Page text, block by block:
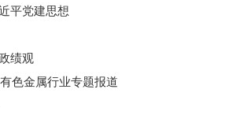
平党建思想
绩观
色金属行业专题报道